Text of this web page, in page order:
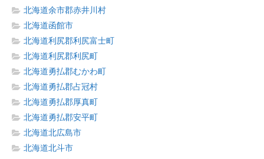
北海道余市郡赤井川村
北海道函館市
北海道利尻郡利尻富士町
北海道利尻郡利尻町
北海道勇払郡むかわ町
北海道勇払郡占冠村
北海道勇払郡厚真町
北海道勇払郡安平町
北海道北広島市
北海道北斗市